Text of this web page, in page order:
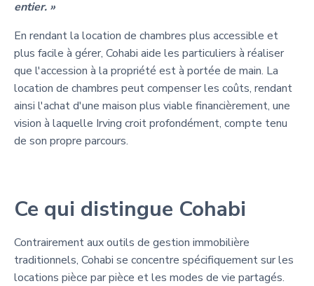
entier. »
En rendant la location de chambres plus accessible et
plus facile à gérer, Cohabi aide les particuliers à réaliser
que l'accession à la propriété est à portée de main. La
location de chambres peut compenser les coûts, rendant
ainsi l'achat d'une maison plus viable financièrement, une
vision à laquelle Irving croit profondément, compte tenu
de son propre parcours.
Ce qui distingue Cohabi
Contrairement aux outils de gestion immobilière
traditionnels, Cohabi se concentre spécifiquement sur les
locations pièce par pièce et les modes de vie partagés.